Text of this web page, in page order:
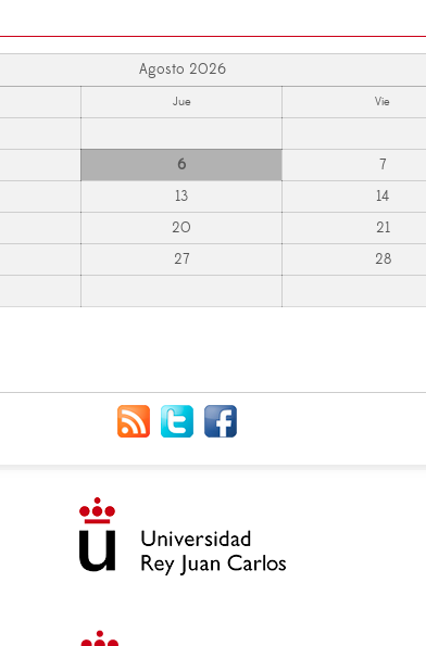
Agosto 2026
Jue Vie
6 7
13 14
20 21
27 28